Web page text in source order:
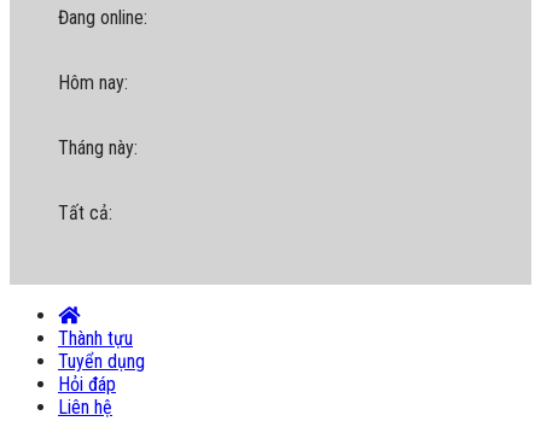
Đang online:
Hôm nay:
Tháng này:
Tất cả:
Thành tựu
Tuyển dụng
Hỏi đáp
Liên hệ